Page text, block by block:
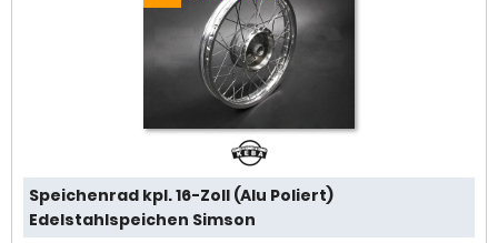
Speichenrad kpl. 16-Zoll (Alu Poliert)
Edelstahlspeichen Simson